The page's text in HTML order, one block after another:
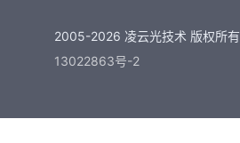
2005-2026 凌云光技术 版权所有
13022863号-2